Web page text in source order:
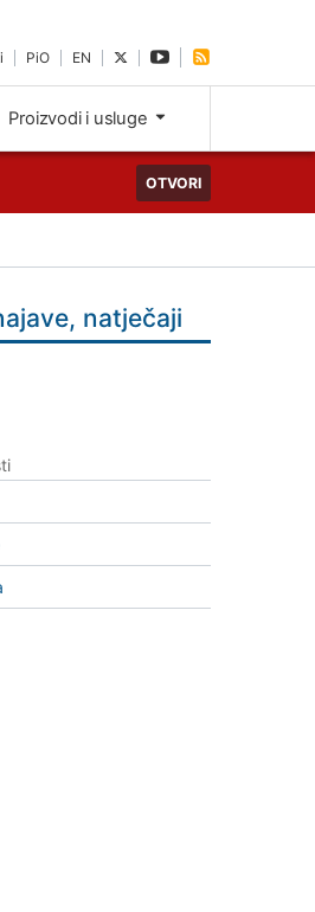
PiO EN
Proizvodi i usluge
OTVORI
natječaji